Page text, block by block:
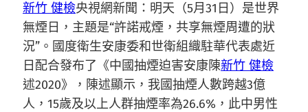
新竹 健檢央視網新聞：明天（5月31日）是世界
無煙日，主題是“許諾戒煙，共享無煙周遭的狀
況”。國度衛生安康委和世衛組織駐華代表處近
日配合發布了《中國抽煙迫害安康陳新竹 健檢
述2020》，陳述顯示，我國抽煙人數跨越3億
人，15歲及以上人群抽煙率為26.6%，此中男性